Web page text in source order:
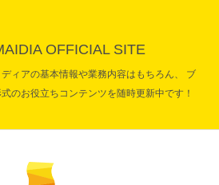
OFFICIAL SITE
ディアの基本情報や業務内容はもちろん、 ブ
式のお役立ちコンテンツを随時更新中です！